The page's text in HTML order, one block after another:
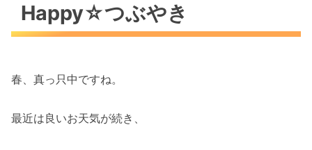
Happy☆つぶやき
春、真っ只中ですね。
最近は良いお天気が続き、